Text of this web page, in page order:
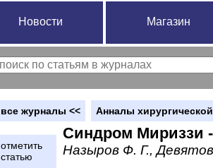
Новости Магазин
вce журналы << Анналы
отметить
статью
Синдром Мириззи
Назыров Ф. Г.,